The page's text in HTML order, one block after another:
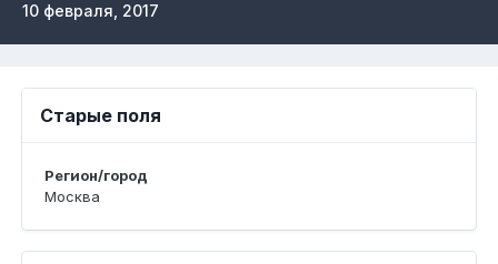
10 февраля, 2017
Старые поля
Регион/город
Москва